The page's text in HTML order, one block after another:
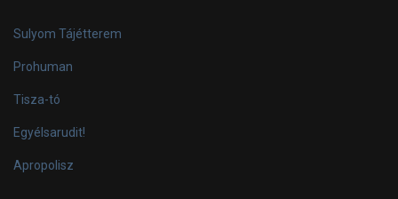
Sulyom Tájétterem
Prohuman
Tisza-tó
Egyélsarudit!
Apropolisz